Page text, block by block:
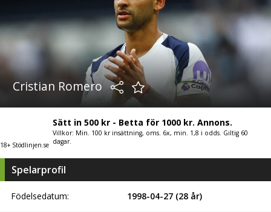
Cristian Romero
18+ Stödlinjen.se
Sätt in 500 kr - Betta för 1000 kr. Annons.
Villkor: Min. 100 kr insättning, oms. 6x, min. 1,8 i odds. Giltig 60
dagar.
Spelarprofil
Födelsedatum: 1998-04-27 (28 år)